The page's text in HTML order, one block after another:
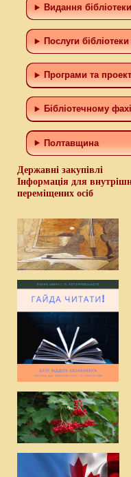
Видання бібліотеки
Послуги бібліотеки
Програми та
Бiблiотечному
Полтавщина
Державні закупівлі
Інформація для
переміщених осіб